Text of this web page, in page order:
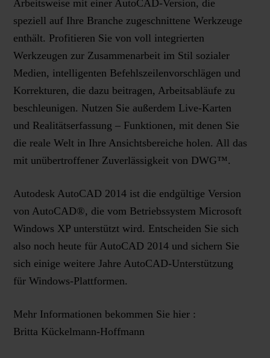
Arbeitsweise mit einer AutoCAD-Version, die
speziell auf Ihre Branche zugeschnittene Werkzeuge
enthält. Profitieren Sie von voll integrierten
Werkzeugen zur Zusammenarbeit im Stil sozialer
Medien, intelligenten Befehlszeilenvorschlägen und
Korrekturen, die dazu beitragen, Arbeitsabläufe zu
beschleunigen. Nutzen Sie außerdem Live-Karten
und Realitätserfassung – Funktionen, mit denen Sie
die reale Welt in Ihre Ansichtsbereiche holen. All das
mit unübertroffener Zuverlässigkeit von DWG™.
Autodesk AutoCAD 2014 ist die endgültige Version
von AutoCAD®, die vom Betriebssystem Microsoft
Windows XP unterstützt wird. Entscheiden Sie sich
also noch heute für AutoCAD 2014 und sichern Sie
sich einige weitere Jahre AutoCAD-Unterstützung
für Windows-Plattformen.
Mehr Informationen bekommen Sie hier :
Britta Kückelmann-Hoffmann